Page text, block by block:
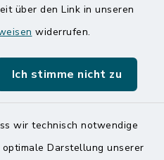
über den Link in unseren
widerrufen.
Ich stimme nicht zu
wir technisch notwendige
Darstellung unserer